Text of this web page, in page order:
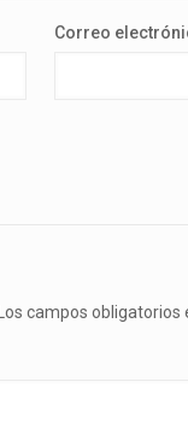
Correo
Los campos